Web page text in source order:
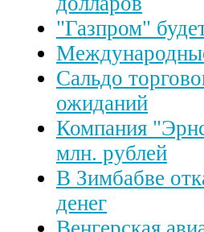
"Газпром"
Сальдо
ожиданий
Компания
млн. рублей
В Зимбабве
денег